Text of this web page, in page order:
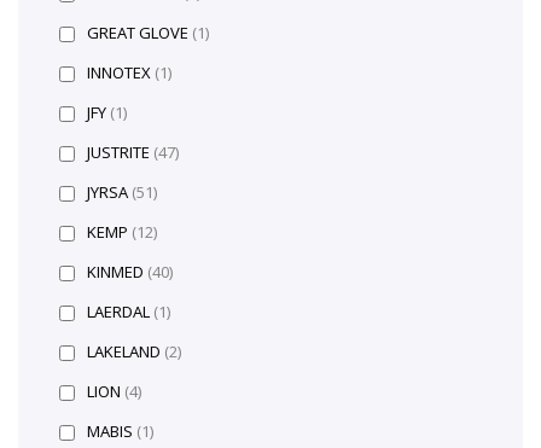
GREAT GLOVE (1)
INNOTEX (1)
JFY (1)
JUSTRITE (47)
JYRSA (51)
KEMP (12)
KINMED (40)
LAERDAL (1)
LAKELAND (2)
LION (4)
MABIS (1)